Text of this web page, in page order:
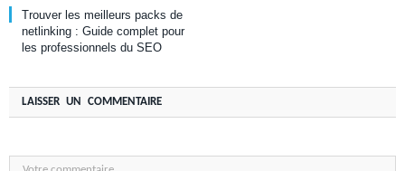
Trouver les meilleurs packs de
netlinking : Guide complet pour
les professionnels du SEO
LAISSER UN COMMENTAIRE